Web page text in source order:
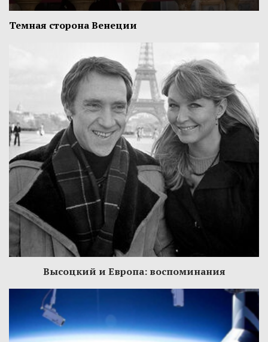
Темная сторона Венеции
Высоцкий и Европа: воспоминания